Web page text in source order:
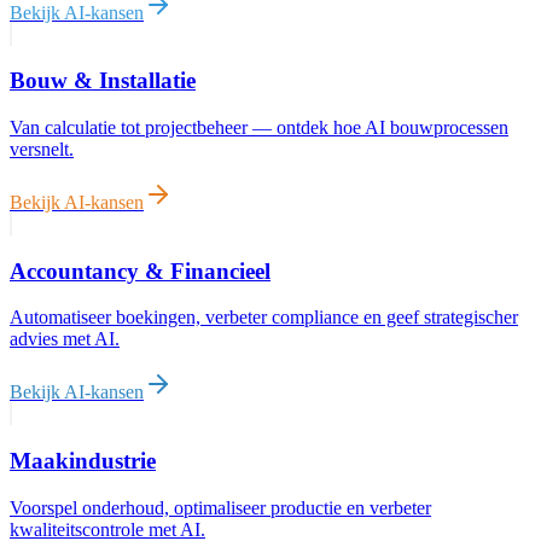
Bekijk AI-kansen
Bouw & Installatie
Van calculatie tot projectbeheer — ontdek hoe AI bouwprocessen
versnelt.
Bekijk AI-kansen
Accountancy & Financieel
Automatiseer boekingen, verbeter compliance en geef strategischer
advies met AI.
Bekijk AI-kansen
Maakindustrie
Voorspel onderhoud, optimaliseer productie en verbeter
kwaliteitscontrole met AI.